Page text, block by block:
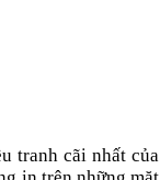
tranh cãi nhất của